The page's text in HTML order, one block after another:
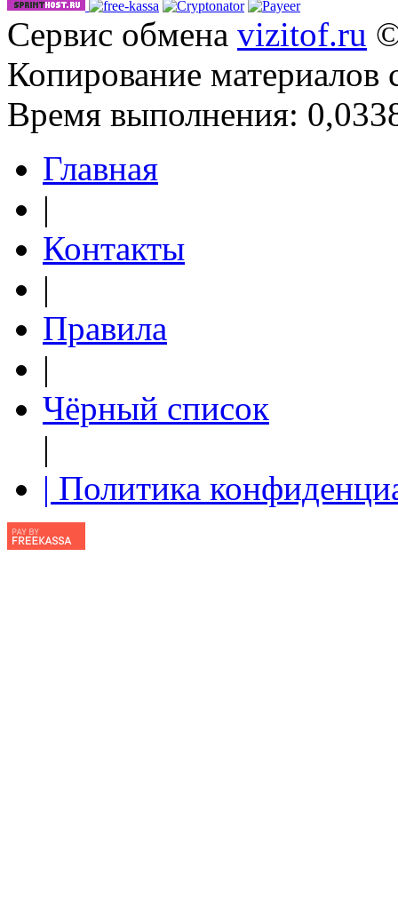
Сервис обмена vizitof.ru
Копирование материалов
Время выполнения:
Главная
|
Контакты
|
Правила
|
Чёрный список
|
| Политика